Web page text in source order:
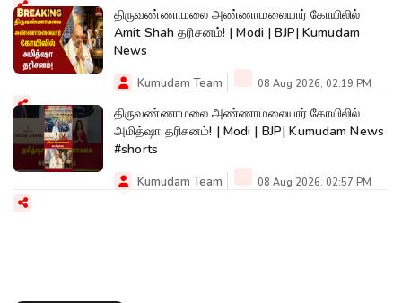
திருவண்ணாமலை அண்ணாமலையார் கோயிலில்
Amit Shah தரிசனம்! | Modi | BJP| Kumudam
News
Kumudam Team 08 Aug 2026, 02:19 PM
திருவண்ணாமலை அண்ணாமலையார் கோயிலில்
அமித்ஷா தரிசனம்! | Modi | BJP| Kumudam News
#shorts
Kumudam Team 08 Aug 2026, 02:57 PM